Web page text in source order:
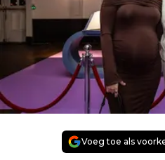
Voeg toe als